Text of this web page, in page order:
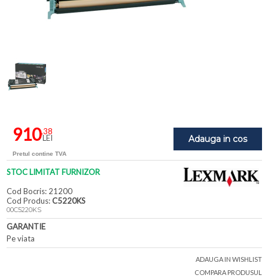
Adauga in cos
910,38
LEI
Pretul contine TVA
STOC LIMITAT FURNIZOR
Cod Bocris: 21200
Cod Produs:C5220KS
00C5220KS
GARANTIE
Pe viata
ADAUGA IN WISHLIST
COMPARA PRODUSUL